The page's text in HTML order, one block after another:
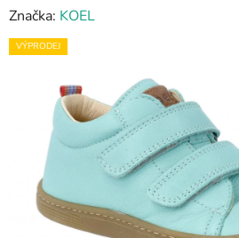
Značka: KOEL
VÝPRODEJ